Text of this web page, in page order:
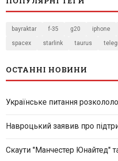
bayraktar f-35 g20 iphone
spacex starlink taurus
ОСТАННІ НОВИНИ
Українське питання розкололо
Навроцький заявив про
Скаути "Манчестер Юнайтед"